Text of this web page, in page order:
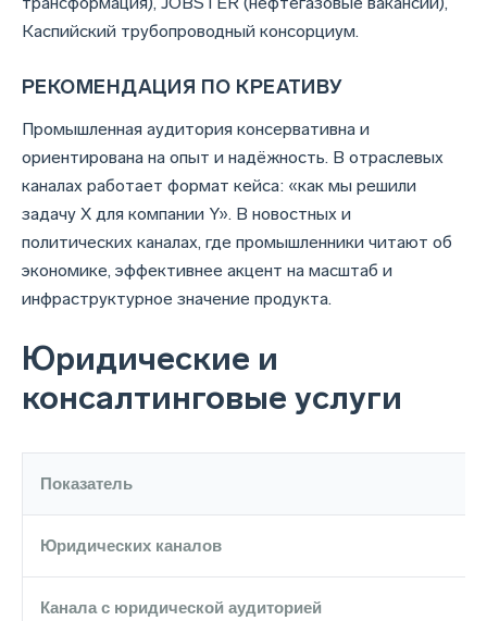
Каспийский трубопроводный консорциум.
РЕКОМЕНДАЦИЯ ПО КРЕАТИВУ
Промышленная аудитория консервативна и
ориентирована на опыт и надёжность. В отраслевых
каналах работает формат кейса: «как мы решили
задачу X для компании Y». В новостных и
политических каналах, где промышленники читают об
экономике, эффективнее акцент на масштаб и
инфраструктурное значение продукта.
Юридические и
консалтинговые услуги
Показатель
Юридических каналов
Канала с юридической аудиторией